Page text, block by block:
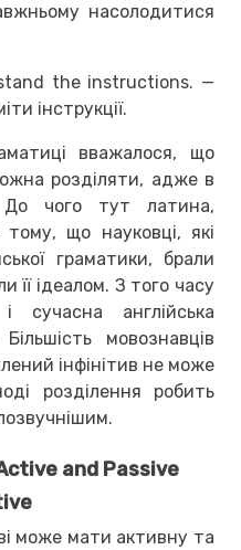
насолодитися
the instructions. —
інструкції.
вважалося, що
розділяти, адже в
чого тут латина,
що науковці, які
граматики, брали
її ідеалом. З того часу
сучасна англійська
мовознавців
інфінітив не може
розділення робить
and Passive
може мати активну та